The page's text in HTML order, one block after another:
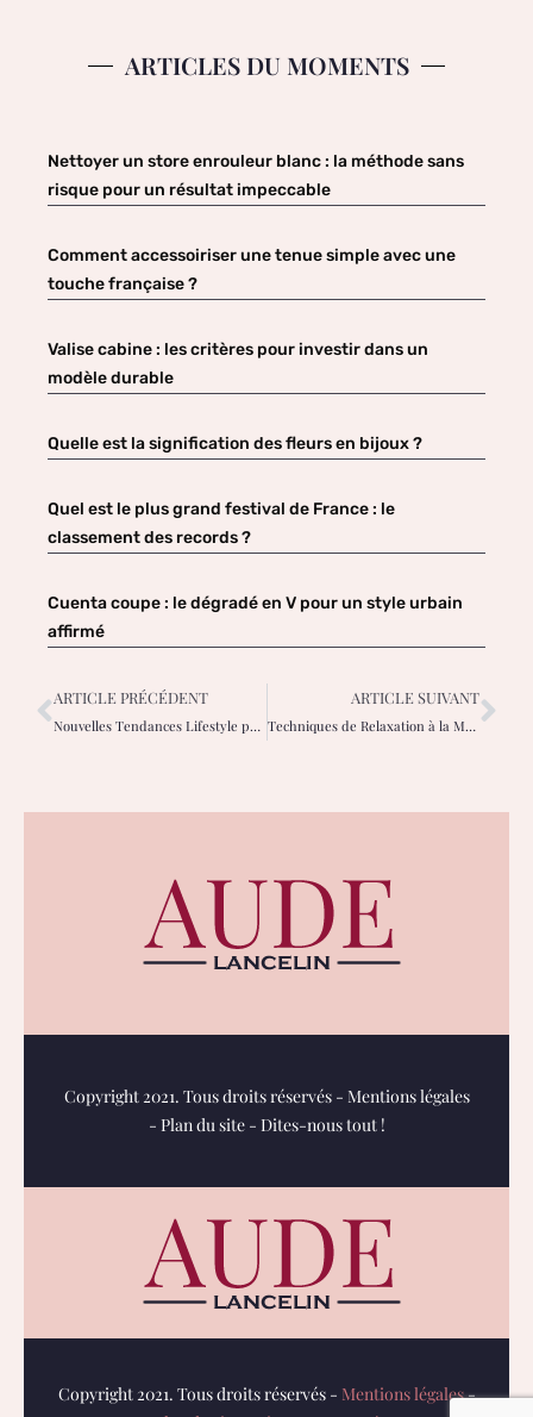
ARTICLES DU MOMENTS
Nettoyer un store enrouleur blanc : la méthode sans
risque pour un résultat impeccable
Comment accessoiriser une tenue simple avec une
touche française ?
Valise cabine : les critères pour investir dans un
modèle durable
Quelle est la signification des fleurs en bijoux ?
Quel est le plus grand festival de France : le
classement des records ?
Cuenta coupe : le dégradé en V pour un style urbain
affirmé
ARTICLE PRÉCÉDENT
Nouvelles Tendances Lifestyle pour les Femmes: Ce qu’il Faut Savoir Cette Saison
ARTICLE SUIVANT
Techniques de Relaxation à la Maison pour les Femmes
Copyright 2021. Tous droits réservés - Mentions légales
- Plan du site- Dites-nous tout !
Copyright 2021. Tous droits réservés - Mentions légales-